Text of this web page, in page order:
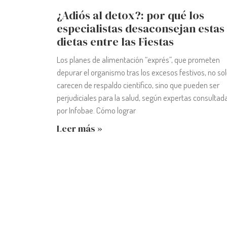
¿Adiós al detox?: por qué los
especialistas desaconsejan estas
dietas entre las Fiestas
Los planes de alimentación “exprés”, que prometen
depurar el organismo tras los excesos festivos, no
carecen de respaldo científico, sino que pueden ser
perjudiciales para la salud, según expertas
por Infobae. Cómo lograr
Leer más »